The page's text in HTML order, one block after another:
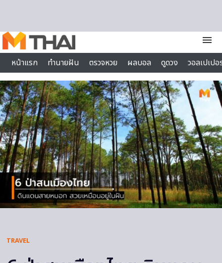
menu
หน้าแรก
ทำนายฝัน ตรวจหวย ผลบอล ดูดวง
วอลเปเป
ไลฟ์สไตล์
TRAVEL